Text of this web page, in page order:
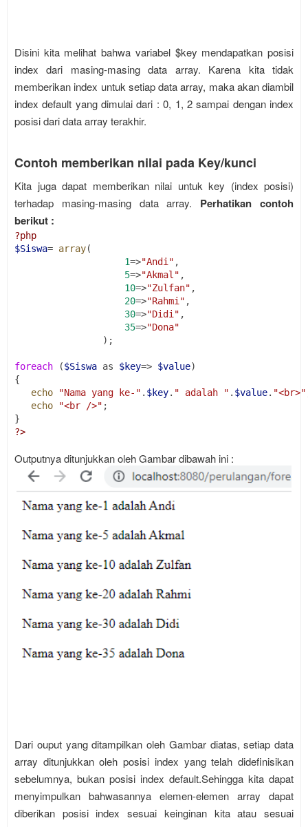
Disini kita melihat bahwa variabel $key mendapatkan posisi
index dari masing-masing data array. Karena kita tidak
memberikan index untuk setiap data array, maka akan diambil
index default yang dimulai dari : 0, 1, 2 sampai dengan index
posisi dari data array terakhir.
Contoh memberikan nilai pada Key/kunci
Kita juga dapat memberikan nilai untuk key (index posisi)
terhadap masing-masing data array. Perhatikan contoh
berikut :
?php
$Siswa= array(
1=>"Andi" ,
5=>"Akmal" ,
10=>"Zulfan" ,
20=>"Rahmi" ,
30=>"Didi" ,
35=>"Dona"
);
foreach ($Siswa as $key=> $value)
{
echo
"Nama yang ke-" . $key. " adalah " . $value. "<br>"
echo
"<br />" ;
}
?>
Outputnya ditunjukkan oleh Gambar dibawah ini :
Dari ouput yang ditampilkan oleh Gambar diatas, setiap data
array ditunjukkan oleh posisi index yang telah didefinisikan
sebelumnya, bukan posisi index default.Sehingga kita dapat
menyimpulkan bahwasannya elemen-elemen array dapat
diberikan posisi index sesuai keinginan kita atau sesuai